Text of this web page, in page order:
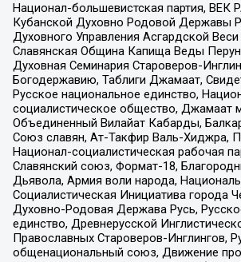
Национал-большевистская партия, ВЕК
Кубанской Духовно Родовой Державы
Духовного Управления Асгардской
Славянская Община Капища Веды
Духовная Семинария Староверов-
Богодержавию, Таблиги Джамаат,
Русское национальное единство,
социалистическое общество, Джамаат
Объединенный Вилайат Кабарды,
Союз славян, Ат-Такфир Валь-Хиджра,
Национал-социалистическая рабочая
Славянский союз, Формат-18,
Дьявола, Армия воли народа,
Социалистическая Инициатива города
Духовно-Родовая Держава Русь,
единство, Древнерусской
Православных Староверов-Инглингов,
общенациональный союз, Движение